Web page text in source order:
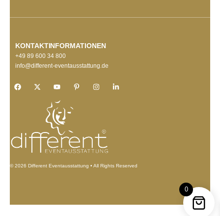
KONTAKTINFORMATIONEN
+49 89 600 34 800
info@different-eventausstattung.de
© 2026 Different Eventausstattung • All Rights Reserved
0